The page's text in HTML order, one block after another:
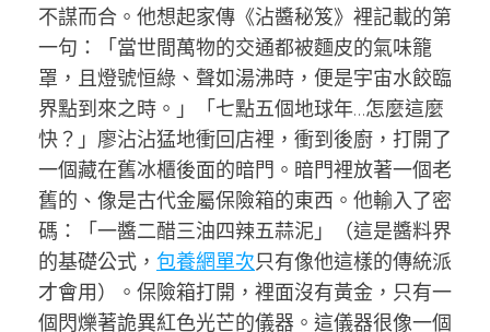
不謀而合。他想起家傳《沾醬秘笈》裡記載的第
一句：「當世間萬物的交通都被麵皮的氣味籠
罩，且燈號恒綠、聲如湯沸時，便是宇宙水餃臨
界點到來之時。」「七點五個地球年…怎麼這麼
快？」廖沾沾猛地衝回店裡，衝到後廚，打開了
一個藏在舊冰櫃後面的暗門。暗門裡放著一個老
舊的、像是古代金屬保險箱的東西。他輸入了密
碼：「一醬二醋三油四辣五蒜泥」（這是醬料界
的基礎公式， 包養網單次只有像他這樣的傳統派
才會用）。保險箱打開，裡面沒有黃金，只有一
個閃爍著詭異紅色光芒的儀器。這儀器很像一個